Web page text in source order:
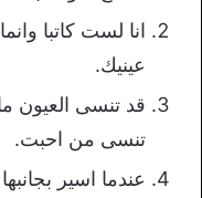
انا لست كاتبا
عينيك.
قد تنسى العيون
تنسى من احبت.
عندما اسير